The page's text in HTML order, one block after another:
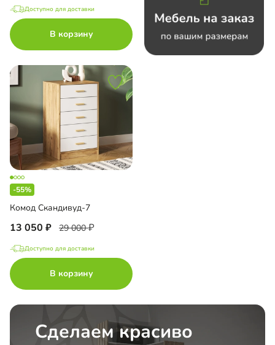
Доступно для доставки
В корзину
-55%
Комод Скандивуд-7
13 050 29 000
Доступно для доставки
В корзину
Сделаем красиво